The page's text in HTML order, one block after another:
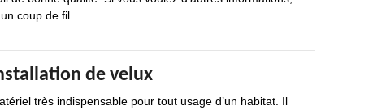
coup de fil.
de velux
très indispensable pour tout usage d’un habitat. Il